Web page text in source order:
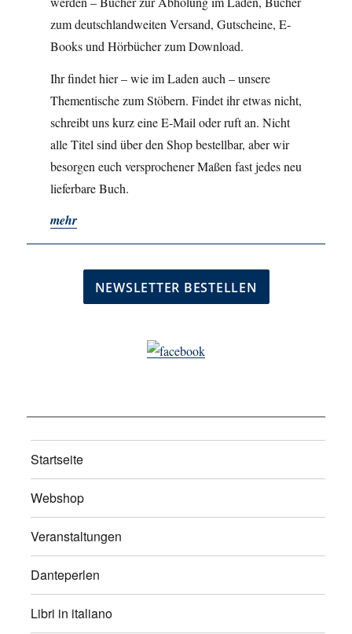
zum deutschlandweiten Versand, Gutscheine, E-
Books und Hörbücher zum Download.
Ihr findet hier – wie im Laden auch – unsere
Thementische zum Stöbern. Findet ihr etwas nicht,
schreibt uns kurz eine E-Mail oder ruft an. Nicht
alle Titel sind über den Shop bestellbar, aber wir
besorgen euch versprochener Maßen fast jedes neu
lieferbare Buch.
mehr
Startseite
Webshop
Veranstaltungen
Danteperlen
Libri in italiano